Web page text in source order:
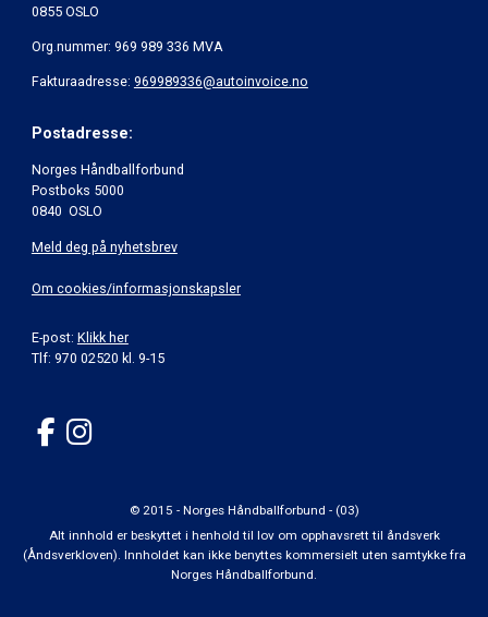
0855 OSLO
Org.nummer: 969 989 336 MVA
Fakturaadresse: 969989336@autoinvoice.no
Postadresse:
Norges Håndballforbund
Postboks 5000
0840 OSLO
Meld deg på nyhetsbrev
Om cookies/informasjonskapsler
E-post: Klikk her
Tlf: 970 02520 kl. 9-15
© 2015 - Norges Håndballforbund - (03)
Alt innhold er beskyttet i henhold til lov om opphavsrett til åndsverk
(Åndsverkloven). Innholdet kan ikke benyttes kommersielt uten samtykke fra
Norges Håndballforbund.